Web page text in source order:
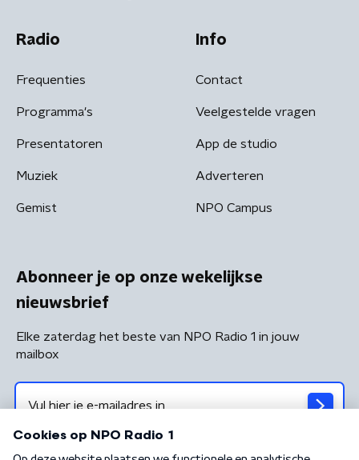
Radio
Frequenties
Programma's
Presentatoren
Muziek
Gemist
Info
Contact
Veelgestelde vragen
App de studio
Adverteren
NPO Campus
Abonneer je op onze wekelijkse
nieuwsbrief
Elke zaterdag het beste van NPO Radio 1 in jouw
mailbox